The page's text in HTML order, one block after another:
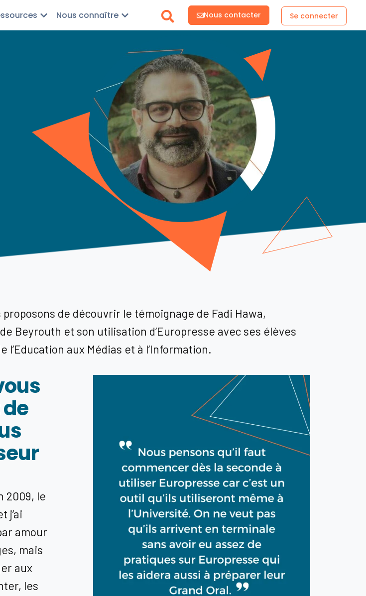
Nous connaître Nous contacter Se connecter
proposons de découvrir le témoignage de Fadi Hawa,
Beyrouth et son utilisation d’Europresse avec ses élèves
aux Médias et à l’Information.
2009, le
j’ai
amour
mais
aux
les